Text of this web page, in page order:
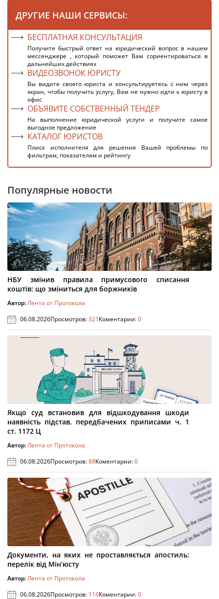
ДРУГИЕ НАШИ СЕРВИСЫ:
БЕСПЛАТНАЯ КОНСУЛЬТАЦИЯ
Получите быстрый ответ на юридический вопрос в нашем
мессенджере , который поможет Вам сориентироваться в
дальнейших действиях
ВИДЕОЗВОНОК ЮРИСТУ
Вы видите своего юриста и консультируетесь с ним через
экран, чтобы получить услугу, Вам не нужно идти к юристу в
офис
ОБЪЯВИТЕ СОБСТВЕННЫЙ ТЕНДЕР
На выполнение юридической услуги и получите самое
выгодное предложение
КАТАЛОГ ЮРИСТОВ
Поиск исполнителя для решения Вашей проблемы по
фильтрам, показателям и рейтингу
Популярные новости
НБУ змінив правила примусового списання
коштів: що зміниться для боржників
Автор:Лента от Протокола
06.08.2026Просмотров:321Коментарии:0
Якщо суд встановив для відшкодування шкоди
наявність підстав, передбачених приписами ч. 1
ст. 1172 Ц
Автор:Лента от Протокола
06.08.2026Просмотров:88Коментарии:0
Документи, на яких не проставляється апостиль:
перелік від Мін’юсту
Автор:Лента от Протокола
06.08.2026Просмотров: 116Коментарии:0